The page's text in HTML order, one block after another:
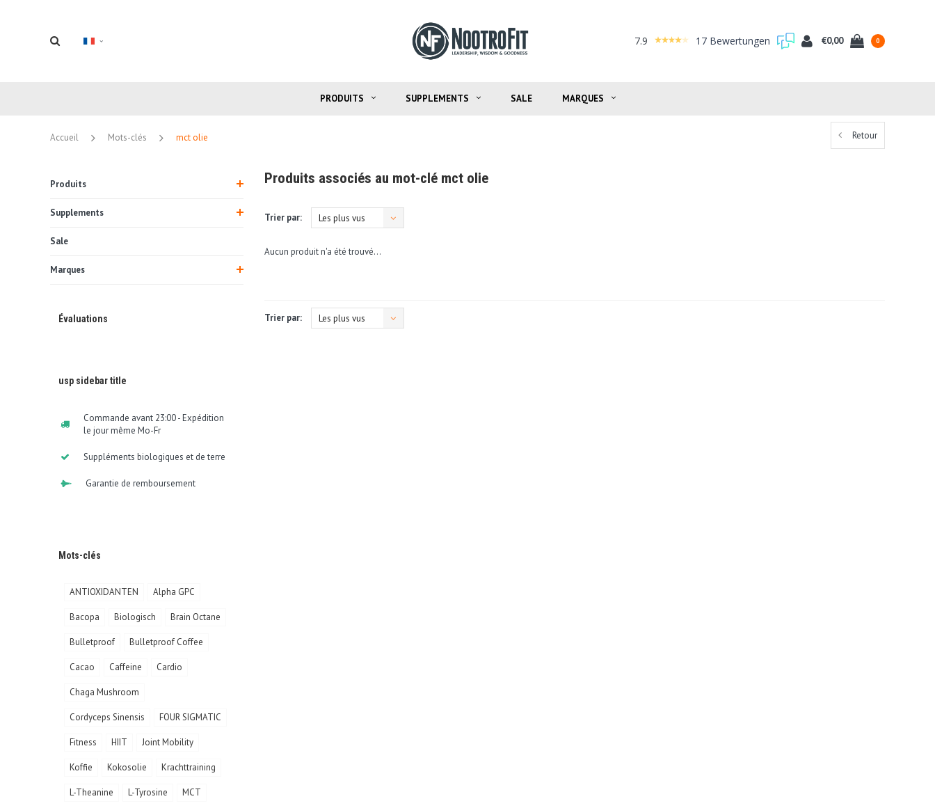
7.9 17 Bewertungen €0,00 0
PRODUITS SUPPLEMENTS SALE MARQUES
Accueil Mots-clés mct olie Retour
Produits
Supplements
Sale
Marques
Évaluations
usp sidebar title
Commande avant 23:00 - Expédition
le jour même Mo-Fr
Suppléments biologiques et de terre
Garantie de remboursement
Mots-clés
ANTIOXIDANTEN Alpha GPC
Bacopa Biologisch Brain Octane
Bulletproof Bulletproof Coffee
Cacao Caffeine Cardio
Chaga Mushroom
Cordyceps Sinensis FOUR SIGMATIC
Fitness HIIT Joint Mobility
Koffie Kokosolie Krachttraining
L-Theanine L-Tyrosine MCT
Produits associés au mot-clé mct olie
Trier par: Les plus vus
Aucun produit n'a été trouvé...
Trier par: Les plus vus